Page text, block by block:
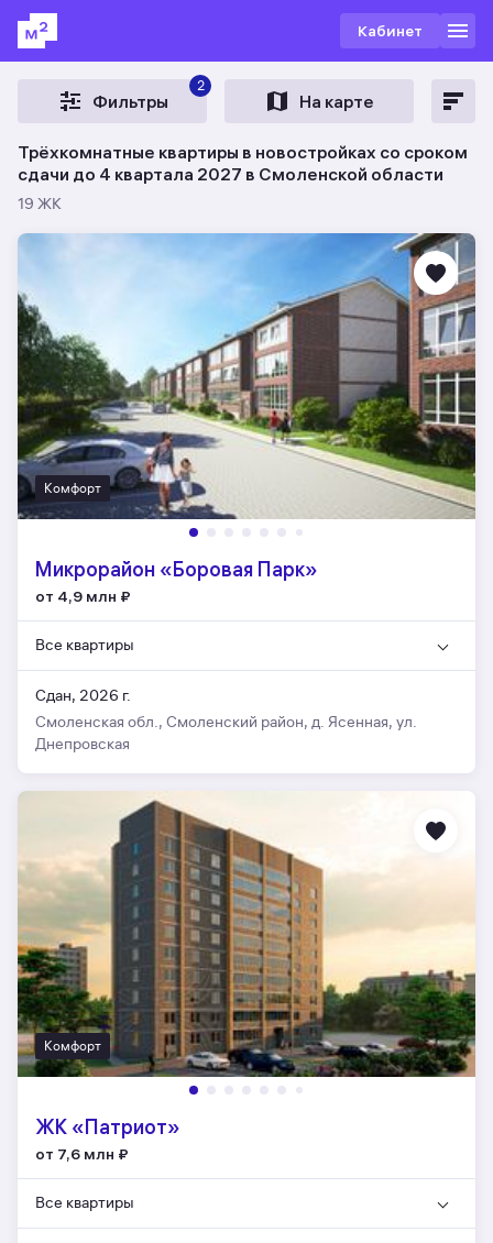
Кабинет
Фильтры
2
На карте
Трёхкомнатные квартиры в новостройках со сроком
сдачи до 4 квартала 2027 в Смоленской области
19 ЖК
Комфорт
Микрорайон «Боровая Парк»
от 4,9 млн ₽
Все квартиры
Сдан, 2026 г.
Смоленская обл., Смоленский район, д. Ясенная, ул.
Днепровская
Комфорт
ЖК «Патриот»
от 7,6 млн ₽
Все квартиры